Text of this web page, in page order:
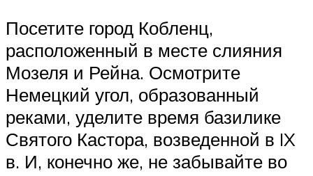
Посетите город Кобленц,
расположенный в месте слияния
Мозеля и Рейна. Осмотрите
Немецкий угол, образованный
реками, уделите время базилике
Святого Кастора, возведенной в IX
в. И, конечно же, не забывайте во